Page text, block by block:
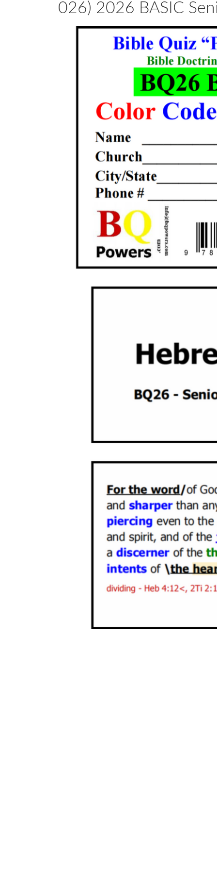
026) 2026 BASIC